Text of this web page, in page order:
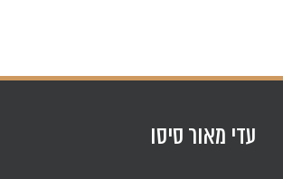
עדי מאור סיסו